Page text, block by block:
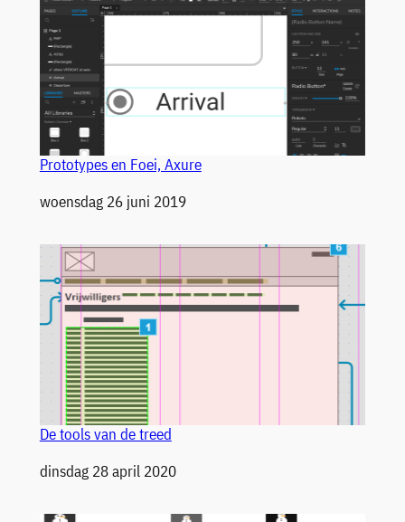
Prototypes en Foei, Axure
Datum
woensdag 26 juni 2019
De tools van de treed
Datum
dinsdag 28 april 2020